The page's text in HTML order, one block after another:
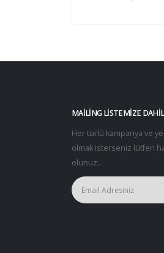
MAILING LISTEMIZE
Her türlü kampanya ve
olmak isterseniz lütfen
olunuz..